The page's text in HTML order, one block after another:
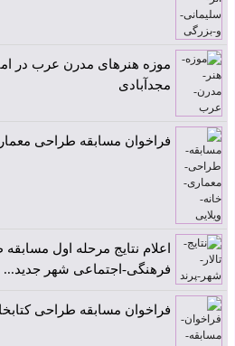
موزه هنرهای مدرن عرب در
مجدآبادی
فراخوان مسابقه طراحی
اعلام نتایج مرحله اول مسابقه
فرهنگی-اجتماعی شهر جدید...
فراخوان مسابقه طراحی